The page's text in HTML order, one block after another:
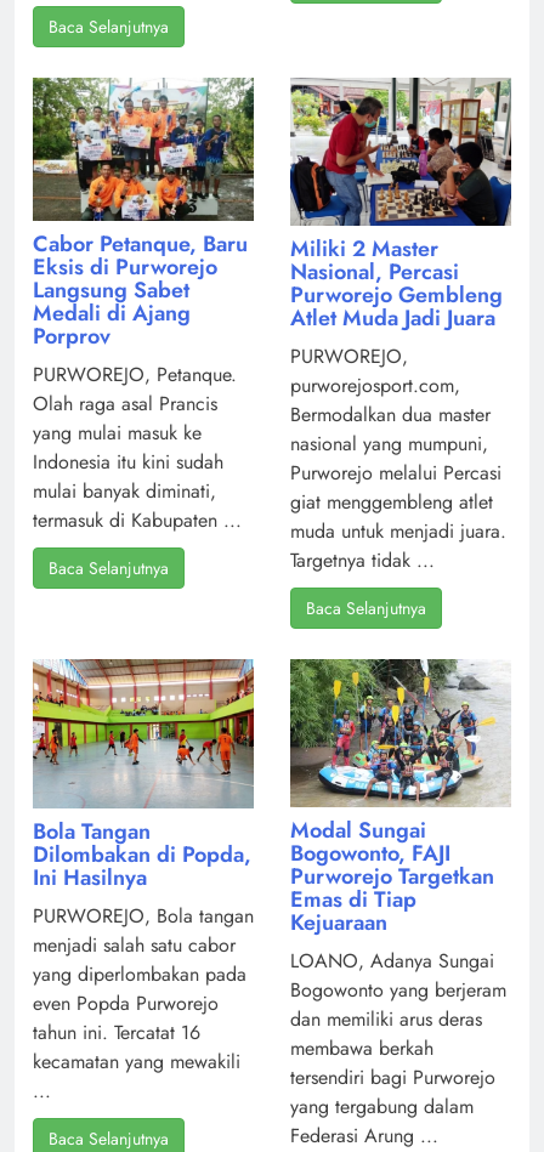
Baca Selanjutnya
Cabor Petanque, Baru
Eksis di Purworejo
Langsung Sabet
Medali di Ajang
Porprov
PURWOREJO, Petanque.
Olah raga asal Prancis
yang mulai masuk ke
Indonesia itu kini sudah
mulai banyak diminati,
termasuk di Kabupaten ...
Baca Selanjutnya
Miliki 2 Master
Nasional, Percasi
Purworejo Gembleng
Atlet Muda Jadi Juara
PURWOREJO,
purworejosport.com,
Bermodalkan dua master
nasional yang mumpuni,
Purworejo melalui Percasi
giat menggembleng atlet
muda untuk menjadi juara.
Targetnya tidak ...
Baca Selanjutnya
Bola Tangan
Dilombakan di Popda,
Ini Hasilnya
PURWOREJO, Bola tangan
menjadi salah satu cabor
yang diperlombakan pada
even Popda Purworejo
tahun ini. Tercatat 16
kecamatan yang mewakili
...
Baca Selanjutnya
Modal Sungai
Bogowonto, FAJI
Purworejo Targetkan
Emas di Tiap
Kejuaraan
LOANO, Adanya Sungai
Bogowonto yang berjeram
dan memiliki arus deras
membawa berkah
tersendiri bagi Purworejo
yang tergabung dalam
Federasi Arung ...